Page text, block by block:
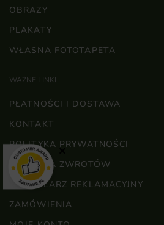
OBRAZY
PLAKATY
WŁASNA FOTOTAPETA
WAŻNE LINKI
PŁATNOŚCI I DOSTAWA
KONTAKT
POLITYKA PRYWATNOŚCI
POLITYKA ZWROTÓW
FORMULARZ REKLAMACYJNY
ZAMÓWIENIA
×